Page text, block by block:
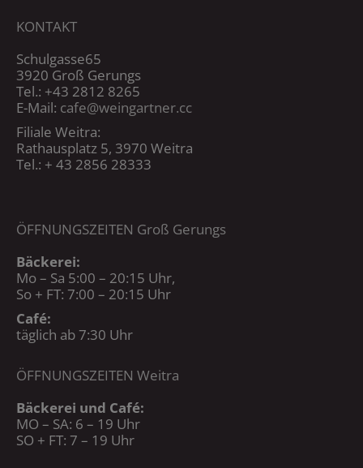
KONTAKT
Schulgasse65
3920 Groß Gerungs
Tel.: +43 2812 8265
E-Mail: cafe@weingartner.cc
Filiale Weitra:
Rathausplatz 5, 3970 Weitra
Tel.: + 43 2856 28333
ÖFFNUNGSZEITEN Groß Gerungs
Bäckerei:
Mo – Sa 5:00 – 20:15 Uhr,
So + FT: 7:00 – 20:15 Uhr
Café:
täglich ab 7:30 Uhr
ÖFFNUNGSZEITEN Weitra
Bäckerei und Café:
MO – SA: 6 – 19 Uhr
SO + FT: 7 – 19 Uhr